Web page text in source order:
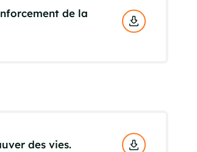
de la
des vies.